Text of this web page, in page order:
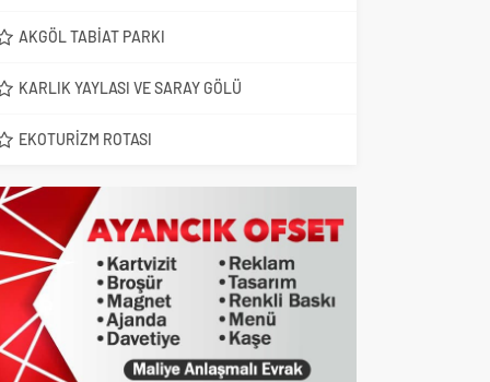
AKGÖL TABIAT PARKI
KARLIK YAYLASI VE SARAY GÖLÜ
EKOTURIZM ROTASI